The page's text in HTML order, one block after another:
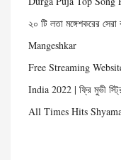
২০ টি লতা মঙ্গেশকরের
Mangeshkar
Free Streaming
India 2022 | ফ্রি মুভী
All Times Hits Shyama